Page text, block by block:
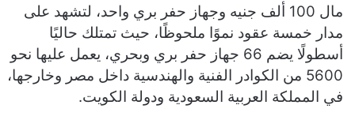
مال 100 ألف جنيه وجهاز حفر بري واحد، لتشهد على
مدار خمسة عقود نموًا ملحوظًا، حيث تمتلك حاليًا
أسطولًا يضم 66 جهاز حفر بري وبحري، يعمل عليها نحو
5600 من الكوادر الفنية والهندسية داخل مصر وخارجها،
في المملكة العربية السعودية ودولة الكويت.